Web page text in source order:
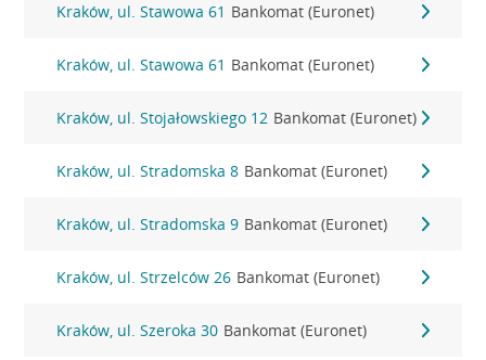
Kraków, ul. Stawowa 61 Bankomat (Euronet)
Kraków, ul. Stawowa 61 Bankomat (Euronet)
Kraków, ul. Stojałowskiego 12 Bankomat (Euronet)
Kraków, ul. Stradomska 8 Bankomat (Euronet)
Kraków, ul. Stradomska 9 Bankomat (Euronet)
Kraków, ul. Strzelców 26 Bankomat (Euronet)
Kraków, ul. Szeroka 30 Bankomat (Euronet)